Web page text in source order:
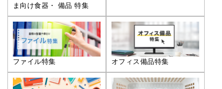
ま向け食器・ 備品 特集
ファイル特集 オフィス備品特集